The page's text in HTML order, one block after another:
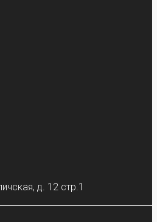
д. 12 стр.1